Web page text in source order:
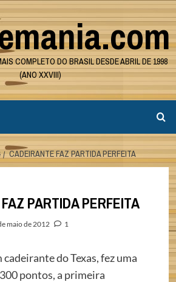
COMPLETO DO BRASIL DESDE ABRIL DE 1998
(ANO XXVIII)
CADEIRANTE FAZ PARTIDA PERFEITA
PARTIDA PERFEITA
maio de 2012 1
cadeirante do Texas, fez uma
pontos, a primeira